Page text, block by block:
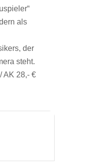
als
der
steht.
AK 28,- €